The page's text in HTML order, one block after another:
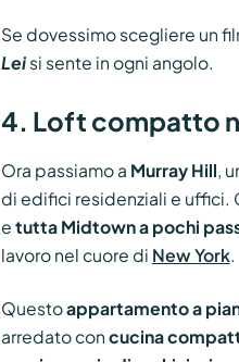
Se dovessimo scegliere un
Leisi sente in ogni angolo.
4. Loft compatto
Ora passiamo a Murray Hill,
di edifici residenziali e
e tutta Midtown a pochi
lavoro nel cuore di New York.
Questoappartamento a
arredato con cucina